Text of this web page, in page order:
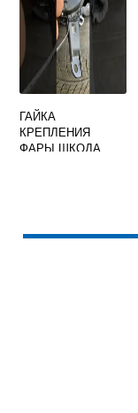
ГАЙКА
КРЕПЛЕНИЯ
ФАРЫ ШКОДА